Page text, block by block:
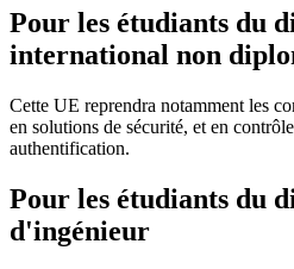
Pour les étudiants du
international non
Cette UE reprendra notamment les
en solutions de sécurité, et en
authentification.
Pour les étudiants du
d'ingénieur